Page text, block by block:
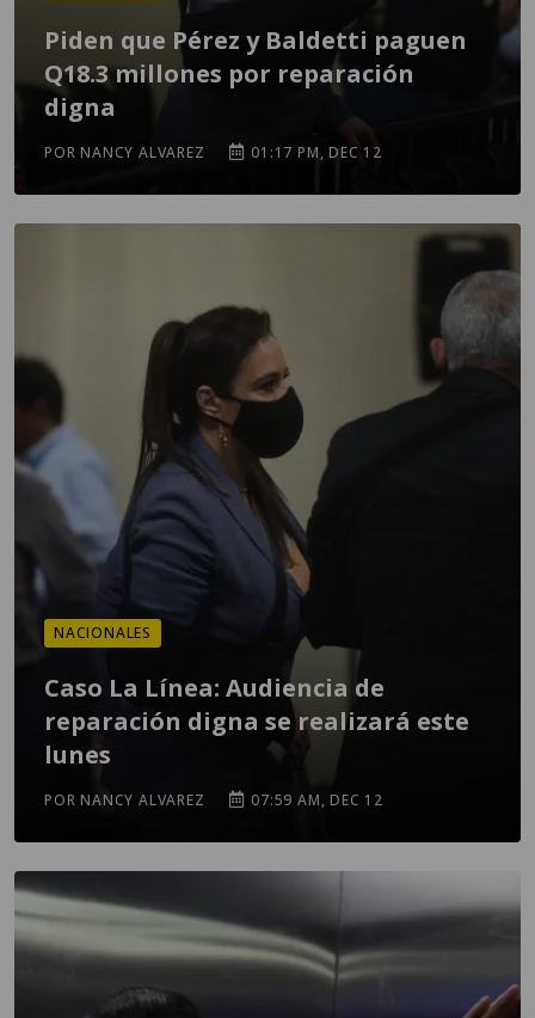
Piden que Pérez y Baldetti paguen
Q18.3 millones por reparación
digna
POR NANCY ALVAREZ 01:17 PM, DEC 12
NACIONALES
Caso La Línea: Audiencia de
reparación digna se realizará este
lunes
POR NANCY ALVAREZ 07:59 AM, DEC 12